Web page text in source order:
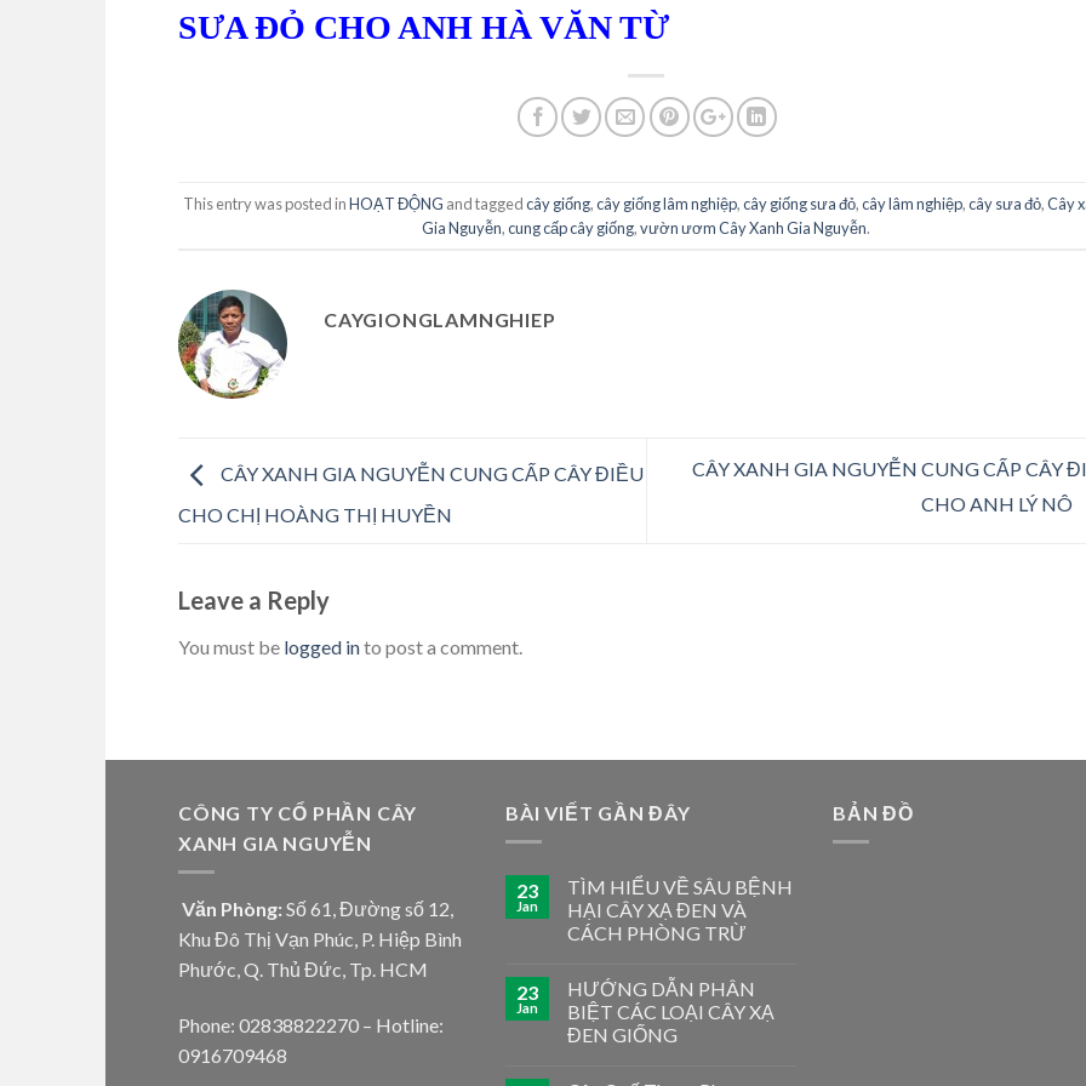
SƯA ĐỎ CHO ANH HÀ VĂN TỪ
This entry was posted inHOẠT ĐỘNG and taggedcây giống,cây giống lâm nghiệp,cây giống sưa đỏ,cây lâm nghiệp,cây sưa đỏ,Cây
Gia Nguyễn,cung cấp cây giống,vườn ươm Cây Xanh Gia Nguyễn.
CAYGIONGLAMNGHIEP
CÂY XANH GIA NGUYỄN CUNG CẤP CÂY ĐIỀU
CHO CHỊ HOÀNG THỊ HUYỀN
CÂY XANH GIA NGUYỄN CUNG CẤP CÂY
CHO ANH LÝ NÔ
Leave a Reply
You must be logged into post a comment.
CÔNG TY CỔ PHẦN CÂY
XANH GIA NGUYỄN
Văn Phòng: Số 61, Đường số 12,
Khu Đô Thị Vạn Phúc, P. Hiệp Bình
Phước, Q. Thủ Đức, Tp. HCM
Phone: 02838822270 – Hotline:
0916709468
BÀI VIẾT GẦN ĐÂY
23
Jan
TÌM HIỂU VỀ SÂU BỆNH
HẠI CÂY XẠ ĐEN VÀ
CÁCH PHÒNG TRỪ
23
Jan
HƯỚNG DẪN PHÂN
BIỆT CÁC LOẠI CÂY XẠ
ĐEN GIỐNG
BẢN ĐỒ